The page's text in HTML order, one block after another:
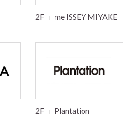
2F me ISSEY MIYAKE
2F Plantation